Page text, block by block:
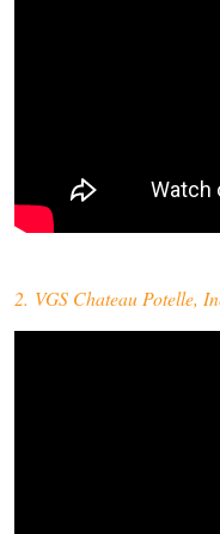
2. VGS Chateau Potelle,